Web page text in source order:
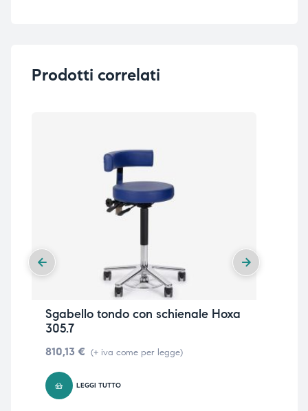
Prodotti correlati
Sgabello tondo con schienale Hoxa
305.7
810,13 € (+ iva come per legge)
LEGGI TUTTO